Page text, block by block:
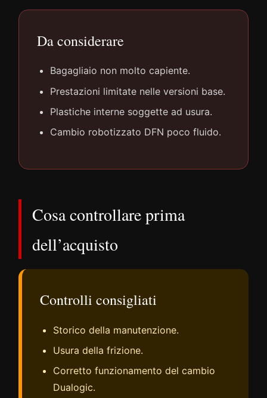
Da considerare
Bagagliaio non molto capiente.
Prestazioni limitate nelle versioni base.
Plastiche interne soggette ad usura.
Cambio robotizzato DFN poco fluido.
Cosa controllare prima
dell’acquisto
Controlli consigliati
Storico della manutenzione.
Usura della frizione.
Corretto funzionamento del cambio
Dualogic.